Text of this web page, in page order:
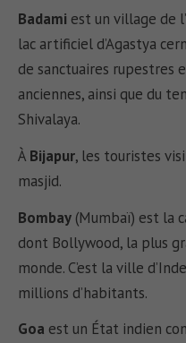
Badami est un village de
lac artificiel d’Agastya
de sanctuaires rupestres
anciennes, ainsi que du
Shivalaya.
À Bijapur, les touristes
masjid.
Bombay (Mumbaï) est la
dont Bollywood, la plus
monde. C’est la ville
millions d’habitants.
Goa est un État indien